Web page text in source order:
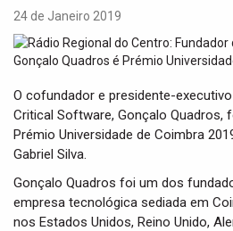
24 de Janeiro 2019
O cofundador e presidente-
Critical Software, Gonçalo Quadros,
Prémio Universidade de Coimbra
Gabriel Silva.
Gonçalo Quadros foi um dos
empresa tecnológica sediada em
nos Estados Unidos, Reino Unido,